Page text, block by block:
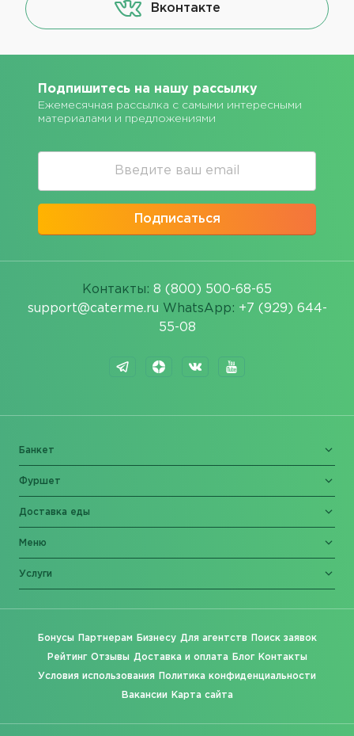
Вконтакте
Подпишитесь на нашу рассылку
Ежемесячная рассылка с самыми интересными
материалами и предложениями
Подписаться
Контакты: 8 (800) 500-68-65
support@caterme.ru WhatsApp: +7 (929) 644-
55-08
Банкет
Фуршет
Доставка еды
Меню
Услуги
Бонусы Партнерам Бизнесу Для агентств Поиск заявок
Рейтинг Отзывы Доставка и оплата Блог Контакты
Условия использования Политика конфиденциальности
Вакансии Карта сайта